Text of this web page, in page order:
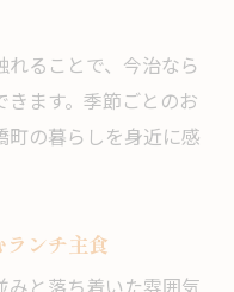
ることで、今治なら
ます。季節ごとのお
の暮らしを身近に感
ンチ主食